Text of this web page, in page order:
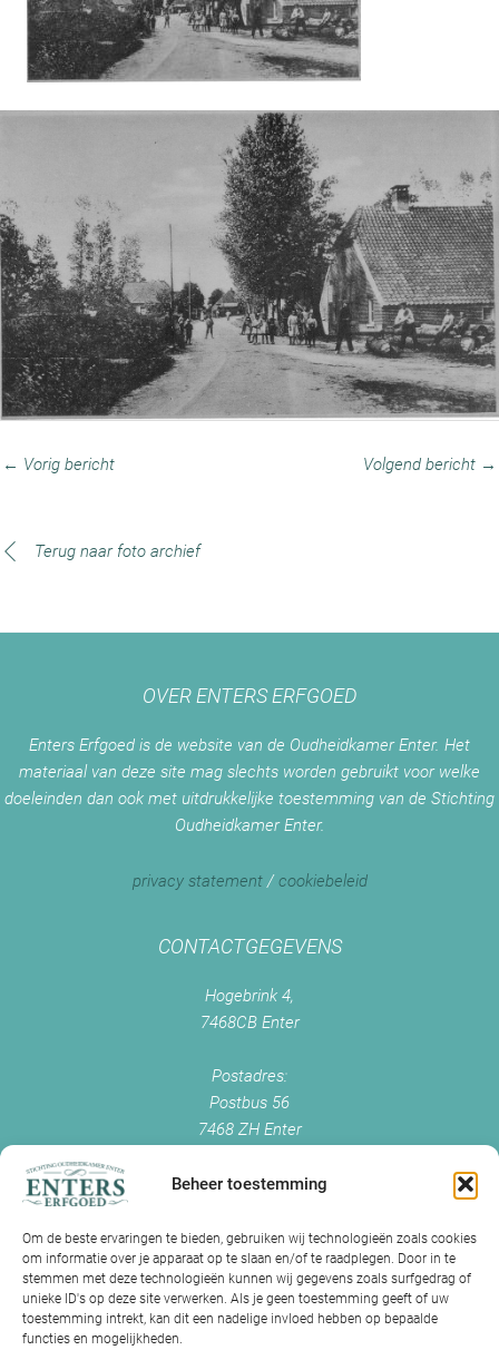
Beheer toestemming
Om de beste ervaringen te bieden, gebruiken wij technologieën zoals cookies
om informatie over je apparaat op te slaan en/of te raadplegen. Door in te
stemmen met deze technologieën kunnen wij gegevens zoals surfgedrag of
unieke ID's op deze site verwerken. Als je geen toestemming geeft of uw
toestemming intrekt, kan dit een nadelige invloed hebben op bepaalde
functies en mogelijkheden.
← Vorig bericht Volgend bericht →
Terug naar foto archief
OVER ENTERS ERFGOED
Enters Erfgoed is de website van de Oudheidkamer Enter. Het
materiaal van deze site mag slechts worden gebruikt voor welke
doeleinden dan ook met uitdrukkelijke toestemming van de Stichting
Oudheidkamer Enter.
privacy statement/cookiebeleid
CONTACTGEGEVENS
Hogebrink 4,
7468CB Enter
Postadres:
Postbus 56
7468 ZH Enter
info@enterserfgoed.nl
IK HEB OUDE FOTO'S
Is Historisch Enter daarin geïnteresseerd?
Jazeker! Hebt u oude foto’s of videos van Enter? Dan kunt u contact